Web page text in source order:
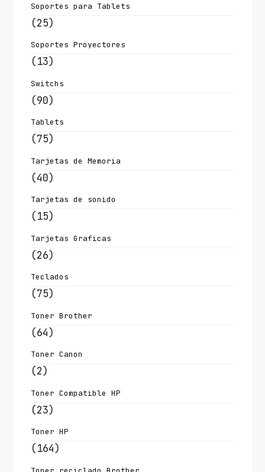
Soportes para Tablets
(25)
Soportes Proyectores
(13)
Switchs
(90)
Tablets
(75)
Tarjetas de Memoria
(40)
Tarjetas de sonido
(15)
Tarjetas Graficas
(26)
Teclados
(75)
Toner Brother
(64)
Toner Canon
(2)
Toner Compatible HP
(23)
Toner HP
(164)